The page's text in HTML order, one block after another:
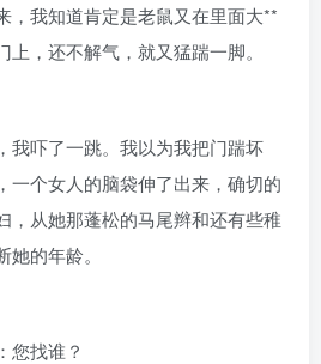
，我知道肯定是老鼠又在里面大**
，还不解气，就又猛踹一脚。
吓了一跳。我以为我把门踹坏
一个女人的脑袋伸了出来，确切的
，从她那蓬松的马尾辫和还有些稚
的年龄。
找谁？